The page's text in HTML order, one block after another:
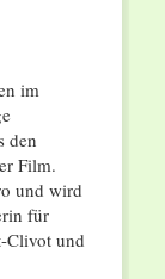
im
den
Film.
und wird
für
Clivot und